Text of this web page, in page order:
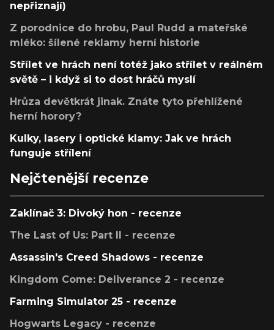
nepřiznají)
Z porodnice do hrobu, Paul Rudd a mateřské
mléko: šílené reklamy herní historie
Střílet ve hrách není totéž jako střílet v reálném
světě – i když si to dost hráčů myslí
Hrůza devětkrát jinak. Znáte tyto přehlížené
herní horory?
Kulky, lasery i optické klamy: Jak ve hrách
funguje střílení
Nejčtenější recenze
Zaklínač 3: Divoký hon - recenze
The Last of Us: Part II - recenze
Assassin's Creed Shadows - recenze
Kingdom Come: Deliverance 2 - recenze
Farming Simulator 25 - recenze
Hogwarts Legacy - recenze